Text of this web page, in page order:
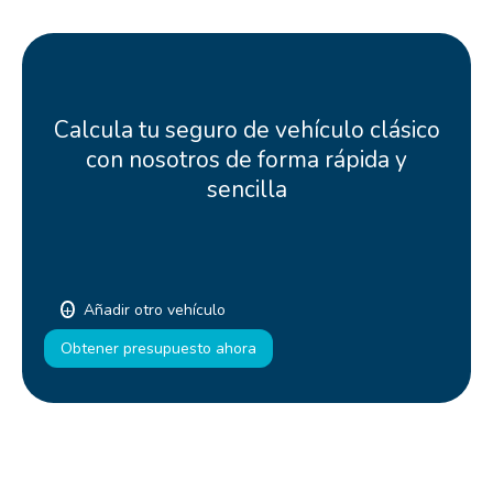
Calcula tu seguro de vehículo clásico
con nosotros de forma rápida y
sencilla
Añadir otro vehículo
Obtener presupuesto ahora